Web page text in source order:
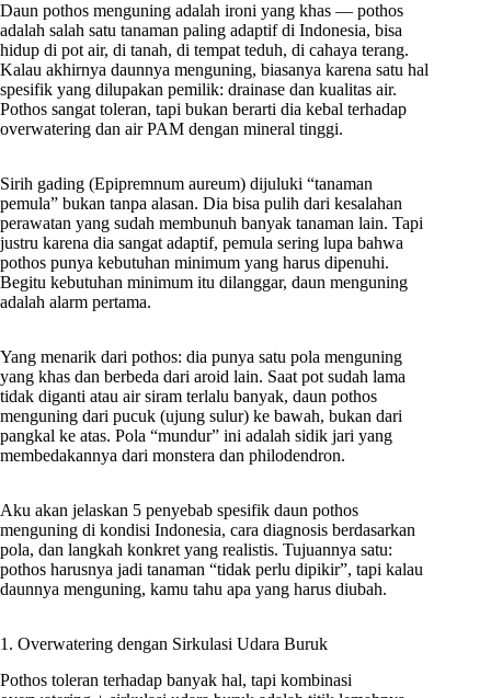
Daun pothos menguning adalah ironi yang khas — pothos
adalah salah satu tanaman paling adaptif di Indonesia, bisa
hidup di pot air, di tanah, di tempat teduh, di cahaya terang.
Kalau akhirnya daunnya menguning, biasanya karena satu hal
spesifik yang dilupakan pemilik: drainase dan kualitas air.
Pothos sangat toleran, tapi bukan berarti dia kebal terhadap
overwatering dan air PAM dengan mineral tinggi.
Sirih gading (Epipremnum aureum) dijuluki “tanaman
pemula” bukan tanpa alasan. Dia bisa pulih dari kesalahan
perawatan yang sudah membunuh banyak tanaman lain. Tapi
justru karena dia sangat adaptif, pemula sering lupa bahwa
pothos punya kebutuhan minimum yang harus dipenuhi.
Begitu kebutuhan minimum itu dilanggar, daun menguning
adalah alarm pertama.
Yang menarik dari pothos: dia punya satu pola menguning
yang khas dan berbeda dari aroid lain. Saat pot sudah lama
tidak diganti atau air siram terlalu banyak, daun pothos
menguning dari pucuk (ujung sulur) ke bawah, bukan dari
pangkal ke atas. Pola “mundur” ini adalah sidik jari yang
membedakannya dari monstera dan philodendron.
Aku akan jelaskan 5 penyebab spesifik daun pothos
menguning di kondisi Indonesia, cara diagnosis berdasarkan
pola, dan langkah konkret yang realistis. Tujuannya satu:
pothos harusnya jadi tanaman “tidak perlu dipikir”, tapi kalau
daunnya menguning, kamu tahu apa yang harus diubah.
1. Overwatering dengan Sirkulasi Udara Buruk
Pothos toleran terhadap banyak hal, tapi kombinasi